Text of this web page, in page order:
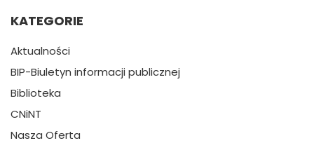
KATEGORIE
Aktualności
BIP-Biuletyn informacji publicznej
Biblioteka
CNiNT
Nasza Oferta